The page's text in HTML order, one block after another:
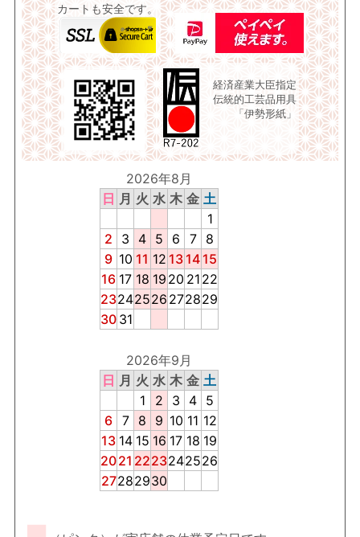
カートも安全です。
経済産業大臣指定
伝統的工芸品用具
「伊勢形紙」
2026年8月
日 月 火 水 木 金 土
1
2
3 4 5 6 7
8
9 10 11 12 13 14 15
16 17 18 19 20 21 22
23242526 272829
30 31
2026年9月
日 月 火 水 木 金 土
1
2 3 4 5
6 7 8 9 10 11 12
13 14 15 16 17 18 19
2021 2223242526
27282930